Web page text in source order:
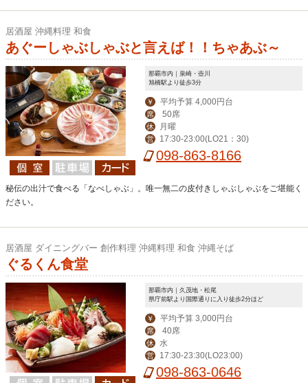
居酒屋 沖縄料理 和食
あぐーしゃぶしゃぶと言えば！！ちゃあぶ～
那覇市内｜泉崎・壺川
旭橋駅より徒歩3分
￥ 平均予算 4,000円台
席 50席
休 月曜
営 17:30-23:00(LO21：30)
098-863-8166
秘伝の出汁で食べる「なべしゃぶ」。唯一無二の皮付きしゃぶしゃぶをご堪能く
ださい。
居酒屋 ダイニングバー 創作料理 沖縄料理 和食 沖縄そば
ぐるくん食堂
那覇市内｜久茂地・松尾
県庁前駅より国際通りに入り徒歩2分ほど
￥ 平均予算 3,000円台
席 40席
休 水
営 17:30-23:30(LO23:00)
098-863-0646